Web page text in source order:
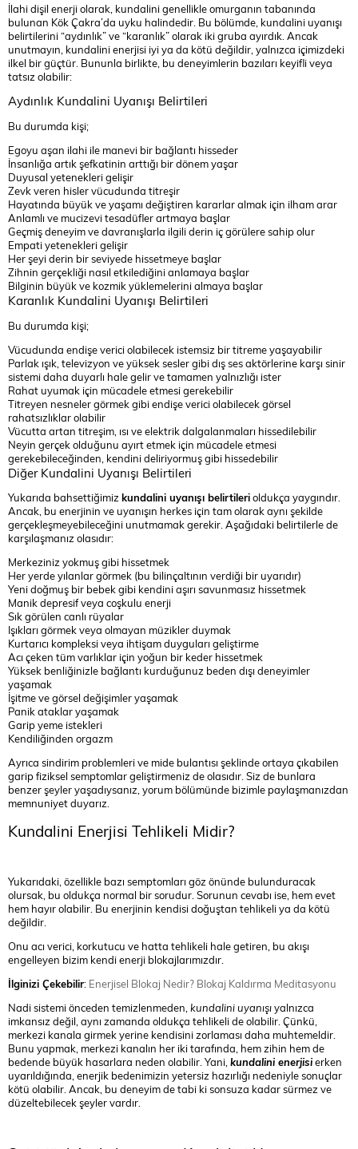
İlahi dişil enerji olarak, kundalini genellikle omurganın tabanında
bulunan Kök Çakra’da uyku halindedir. Bu bölümde, kundalini uyanışı
belirtilerini “aydınlık” ve “karanlık” olarak iki gruba ayırdık. Ancak
unutmayın, kundalini enerjisi iyi ya da kötü değildir, yalnızca içimizdeki
ilkel bir güçtür. Bununla birlikte, bu deneyimlerin bazıları keyifli veya
tatsız olabilir:
Aydınlık Kundalini Uyanışı Belirtileri
Bu durumda kişi;
Egoyu aşan ilahi ile manevi bir bağlantı hisseder
İnsanlığa artık şefkatinin arttığı bir dönem yaşar
Duyusal yetenekleri gelişir
Zevk veren hisler vücudunda titreşir
Hayatında büyük ve yaşamı değiştiren kararlar almak için ilham arar
Anlamlı ve mucizevi tesadüfler artmaya başlar
Geçmiş deneyim ve davranışlarla ilgili derin iç görülere sahip olur
Empati yetenekleri gelişir
Her şeyi derin bir seviyede hissetmeye başlar
Zihnin gerçekliği nasıl etkilediğini anlamaya başlar
Bilginin büyük ve kozmik yüklemelerini almaya başlar
Karanlık Kundalini Uyanışı Belirtileri
Bu durumda kişi;
Vücudunda endişe verici olabilecek istemsiz bir titreme yaşayabilir
Parlak ışık, televizyon ve yüksek sesler gibi dış ses aktörlerine karşı sinir
sistemi daha duyarlı hale gelir ve tamamen yalnızlığı ister
Rahat uyumak için mücadele etmesi gerekebilir
Titreyen nesneler görmek gibi endişe verici olabilecek görsel
rahatsızlıklar olabilir
Vücutta artan titreşim, ısı ve elektrik dalgalanmaları hissedilebilir
Neyin gerçek olduğunu ayırt etmek için mücadele etmesi
gerekebileceğinden, kendini deliriyormuş gibi hissedebilir
Diğer Kundalini Uyanışı Belirtileri
Yukarıda bahsettiğimiz kundalini uyanışı belirtilerioldukça yaygındır.
Ancak, bu enerjinin ve uyanışın herkes için tam olarak aynı şekilde
gerçekleşmeyebileceğini unutmamak gerekir. Aşağıdaki belirtilerle de
karşılaşmanız olasıdır:
Merkeziniz yokmuş gibi hissetmek
Her yerde yılanlar görmek (bu bilinçaltının verdiği bir uyarıdır)
Yeni doğmuş bir bebek gibi kendini aşırı savunmasız hissetmek
Manik depresif veya coşkulu enerji
Sık görülen canlı rüyalar
Işıkları görmek veya olmayan müzikler duymak
Kurtarıcı kompleksi veya ihtişam duyguları geliştirme
Acı çeken tüm varlıklar için yoğun bir keder hissetmek
Yüksek benliğinizle bağlantı kurduğunuz beden dışı deneyimler
yaşamak
İşitme ve görsel değişimler yaşamak
Panik ataklar yaşamak
Garip yeme istekleri
Kendiliğinden orgazm
Ayrıca sindirim problemleri ve mide bulantısı şeklinde ortaya çıkabilen
garip fiziksel semptomlar geliştirmeniz de olasıdır. Siz de bunlara
benzer şeyler yaşadıysanız, yorum bölümünde bizimle paylaşmanızdan
memnuniyet duyarız.
Kundalini Enerjisi Tehlikeli Midir?
Yukarıdaki, özellikle bazı semptomları göz önünde bulunduracak
olursak, bu oldukça normal bir sorudur. Sorunun cevabı ise, hem evet
hem hayır olabilir. Bu enerjinin kendisi doğuştan tehlikeli ya da kötü
değildir.
Onu acı verici, korkutucu ve hatta tehlikeli hale getiren, bu akışı
engelleyen bizim kendi enerji blokajlarımızdır.
İlginizi Çekebilir: Enerjisel Blokaj Nedir? Blokaj Kaldırma Meditasyonu
Nadi sistemi önceden temizlenmeden, kundalini uyanışıyalnızca
imkansız değil, aynı zamanda oldukça tehlikeli de olabilir. Çünkü,
merkezi kanala girmek yerine kendisini zorlaması daha muhtemeldir.
Bunu yapmak, merkezi kanalın her iki tarafında, hem zihin hem de
bedende büyük hasarlara neden olabilir. Yani, kundalini enerjisierken
uyarıldığında, enerjik bedenimizin yetersiz hazırlığı nedeniyle sonuçlar
kötü olabilir. Ancak, bu deneyim de tabi ki sonsuza kadar sürmez ve
düzeltebilecek şeyler vardır.